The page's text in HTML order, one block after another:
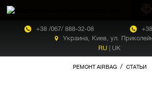
+38 /067/ 888-32-08
Украина, Киев, ул.
RU | UK
РЕМОНТ AIRBAG / СТАТЬИ